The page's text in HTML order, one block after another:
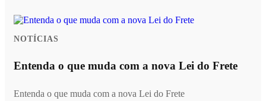
NOTÍCIAS
Entenda o que muda com a nova Lei do Frete
Entenda o que muda com a nova Lei do Frete